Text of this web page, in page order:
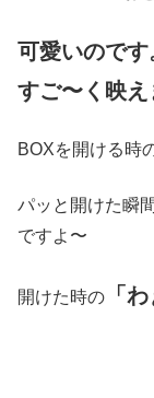
可愛いのです
すご〜く映え
BOXを開ける時
パッと開けた瞬
ですよ〜
開けた時の 「